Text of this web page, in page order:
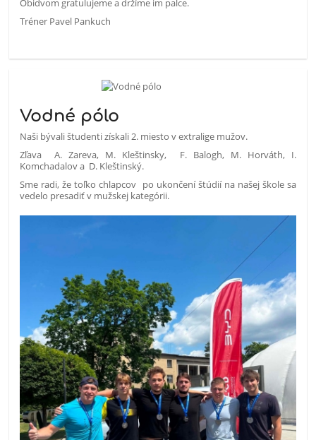
Obidvom gratulujeme a držíme im palce.
Tréner Pavel Pankuch
Vodné pólo
Naši bývali študenti získali 2. miesto v extralige mužov.
Zľava A. Zareva, M. Kleštinsky, F. Balogh, M. Horváth, I.
Komchadalov a D. Kleštinský.
Sme radi, že toľko chlapcov po ukončení štúdií na našej škole sa
vedelo presadiť v mužskej kategórii.